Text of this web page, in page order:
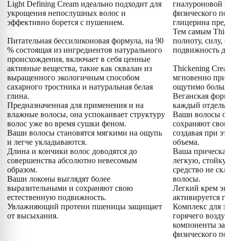
Light Defining Cream идеально подходит для
укрощения непослушных волос и
эффективно борется с пушением.
Питательная бессиликоновая формула, на 90
% состоящая из ингредиентов натурального
происхождения, включает в себя ценные
активные вещества, такие как сквалан из
выращенного экологичным способом
сахарного тростника и натуральная белая
глина.
Предназначенная для применения и на
влажные волосы, она успокаивает структуру
волос уже во время сушки феном.
Ваши волосы становятся мягкими на ощупь
и легче укладываются.
Длина и кончики волос доводятся до
совершенства абсолютно невесомым
образом.
Ваши локоны выглядят более
выразительными и сохраняют свою
естественную подвижность.
Увлажняющий протеин пшеницы защищает
от высыхания.
гиалуроновой
физического
глицерина
Тем самым
полноту, силу,
подвижность
Thickening
мгновенно
ощутимо
Веганская
каждый
Ваши волосы
сохраняют
создавая при
объема.
Ваша прическа
легкую,
средство не
волосы.
Легкий крем
активируется
Комплекс для
горячего
компоненты
физического